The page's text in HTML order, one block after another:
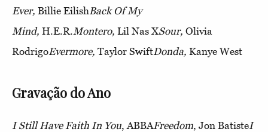
Ever, Billie EilishBack Of My
Mind, H.E.R.Montero, Lil Nas XSour, Olivia
RodrigoEvermore, Taylor SwiftDonda, Kanye West
Gravação do Ano
I Still Have Faith In You, ABBAFreedom, Jon BatisteI